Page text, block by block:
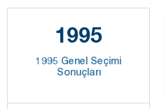
1995
1995 Genel Seçimi
Sonuçları